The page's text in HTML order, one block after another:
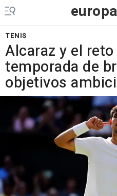
europa
TENIS
Alcaraz y el
temporada de
objetivos